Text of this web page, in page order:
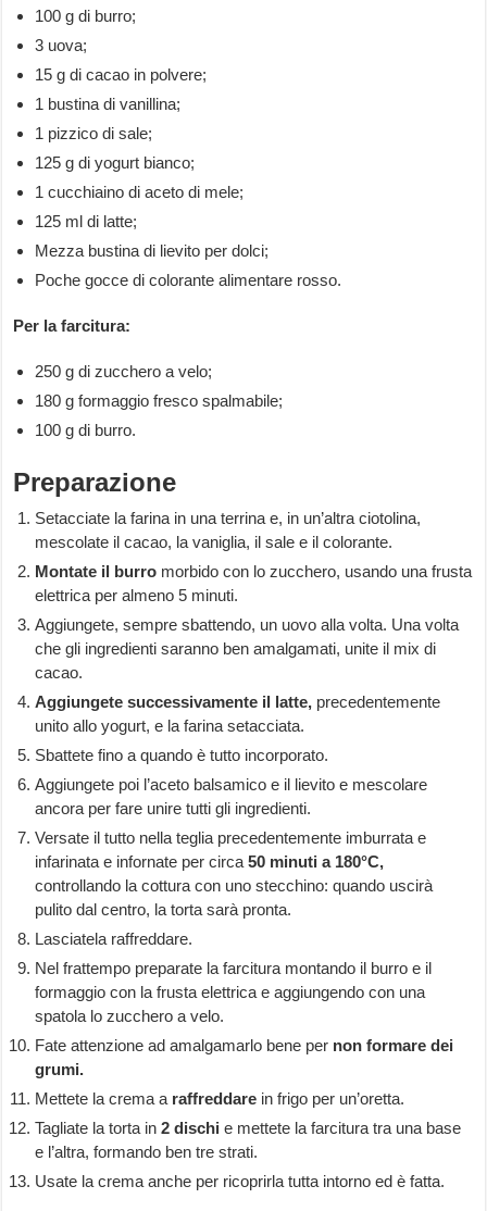
100 g di burro;
3 uova;
15 g di cacao in polvere;
1 bustina di vanillina;
1 pizzico di sale;
125 g di yogurt bianco;
1 cucchiaino di aceto di mele;
125 ml di latte;
Mezza bustina di lievito per dolci;
Poche gocce di colorante alimentare rosso.
Per la farcitura:
250 g di zucchero a velo;
180 g formaggio fresco spalmabile;
100 g di burro.
Preparazione
Setacciate la farina in una terrina e, in un’altra ciotolina,
mescolate il cacao, la vaniglia, il sale e il colorante.
Montate il burro morbido con lo zucchero, usando una frusta
elettrica per almeno 5 minuti.
Aggiungete, sempre sbattendo, un uovo alla volta. Una volta
che gli ingredienti saranno ben amalgamati, unite il mix di
cacao.
Aggiungete successivamente il latte, precedentemente
unito allo yogurt, e la farina setacciata.
Sbattete fino a quando è tutto incorporato.
Aggiungete poi l’aceto balsamico e il lievito e mescolare
ancora per fare unire tutti gli ingredienti.
Versate il tutto nella teglia precedentemente imburrata e
infarinata e infornate per circa50 minuti a 180°C,
controllando la cottura con uno stecchino: quando uscirà
pulito dal centro, la torta sarà pronta.
Lasciatela raffreddare.
Nel frattempo preparate la farcitura montando il burro e il
formaggio con la frusta elettrica e aggiungendo con una
spatola lo zucchero a velo.
Fate attenzione ad amalgamarlo bene per non formare dei
grumi.
Mettete la crema a raffreddare in frigo per un’oretta.
Tagliate la torta in2 dischi e mettete la farcitura tra una base
e l’altra, formando ben tre strati.
Usate la crema anche per ricoprirla tutta intorno ed è fatta.